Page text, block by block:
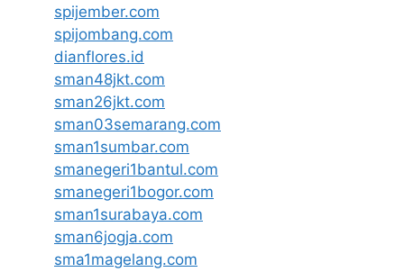
spijember.com
spijombang.com
dianflores.id
sman48jkt.com
sman26jkt.com
sman03semarang.com
sman1sumbar.com
smanegeri1bantul.com
smanegeri1bogor.com
sman1surabaya.com
sman6jogja.com
sma1magelang.com